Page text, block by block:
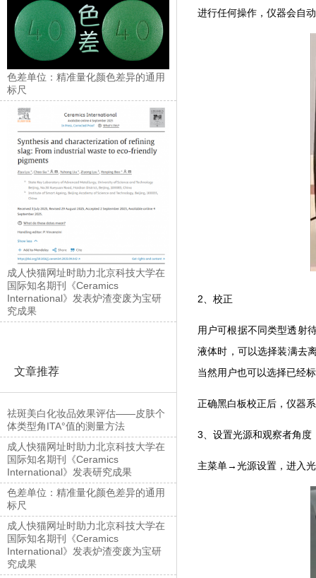
色差单位：精准量化颜色差异的通用
标尺
成人快猫网址时助力北京科技大学在
国际知名期刊《Ceramics
International》发表炉渣变废为宝研
究成果
文章推荐
祛斑美白化妆品效果评估——皮肤个
体类型角ITA°值的测量方法
成人快猫网址时助力北京科技大学在
国际知名期刊《Ceramics
International》发表研究成果
色差单位：精准量化颜色差异的通用
标尺
成人快猫网址时助力北京科技大学在
国际知名期刊《Ceramics
International》发表炉渣变废为宝研
究成果
进行任何操作，仪器会自动
2、校正
用户可根据不同类型透射待
液体时，可以选择装满
当然用户也可以选择已经
正确黑白板校正后，仪
3、设置光源和观察者角度
主菜单→光源设置，进入